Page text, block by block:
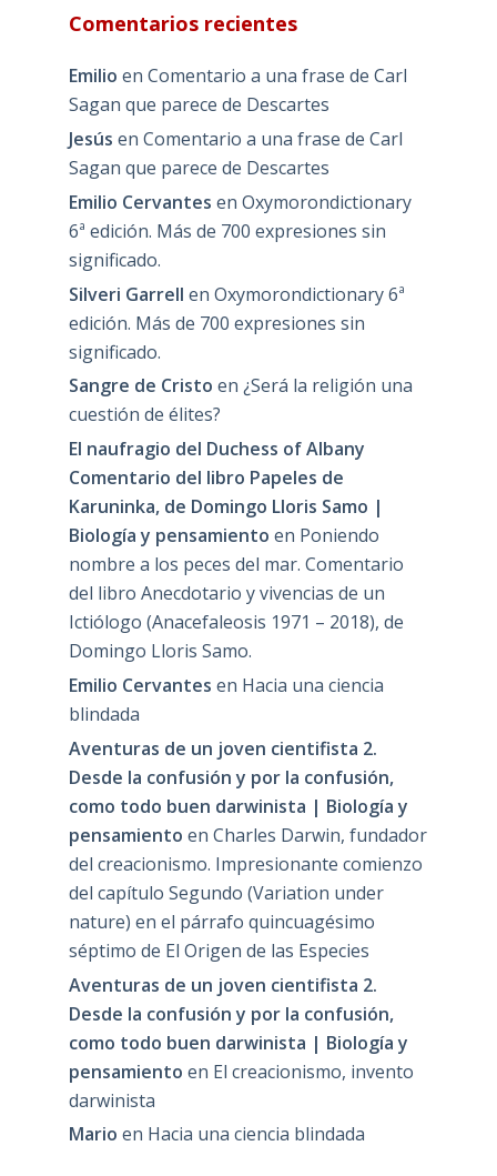
Comentarios recientes
Emilio en Comentario a una frase de Carl
Sagan que parece de Descartes
Jesús en Comentario a una frase de Carl
Sagan que parece de Descartes
Emilio Cervantes en Oxymorondictionary
6ª edición. Más de 700 expresiones sin
significado.
Silveri Garrell en Oxymorondictionary 6ª
edición. Más de 700 expresiones sin
significado.
Sangre de Cristo en ¿Será la religión una
cuestión de élites?
El naufragio del Duchess of Albany
Comentario del libro Papeles de
Karuninka, de Domingo Lloris Samo |
Biología y pensamiento en Poniendo
nombre a los peces del mar. Comentario
del libro Anecdotario y vivencias de un
Ictiólogo (Anacefaleosis 1971 – 2018), de
Domingo Lloris Samo.
Emilio Cervantes en Hacia una ciencia
blindada
Aventuras de un joven cientifista 2.
Desde la confusión y por la confusión,
como todo buen darwinista | Biología y
pensamiento en Charles Darwin, fundador
del creacionismo. Impresionante comienzo
del capítulo Segundo (Variation under
nature) en el párrafo quincuagésimo
séptimo de El Origen de las Especies
Aventuras de un joven cientifista 2.
Desde la confusión y por la confusión,
como todo buen darwinista | Biología y
pensamiento en El creacionismo, invento
darwinista
Mario en Hacia una ciencia blindada